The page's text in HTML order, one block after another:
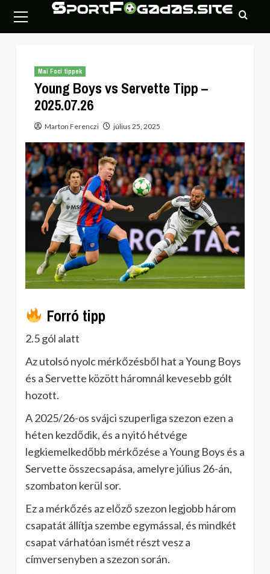
content
Menu
Mai Foci tippek
Young Boys vs Servette Tipp –
2025.07.26
Marton Ferenczi július 25, 2025
Forró tipp
2.5 gól alatt
Az utolsó nyolc mérkőzésből hat a Young Boys
és a Servette között háromnál kevesebb gólt
hozott.
A 2025/26-os svájci szuperliga szezon ezen a
héten kezdődik, és a nyitó hétvége
legkiemelkedőbb mérkőzése a Young Boys és a
Servette összecsapása, amelyre július 26-án,
szombaton kerül sor.
Ez a mérkőzés az előző szezon legjobb három
csapatát állítja szembe egymással, és mindkét
csapat várhatóan ismét részt vesz a
címversenyben a szezon során.